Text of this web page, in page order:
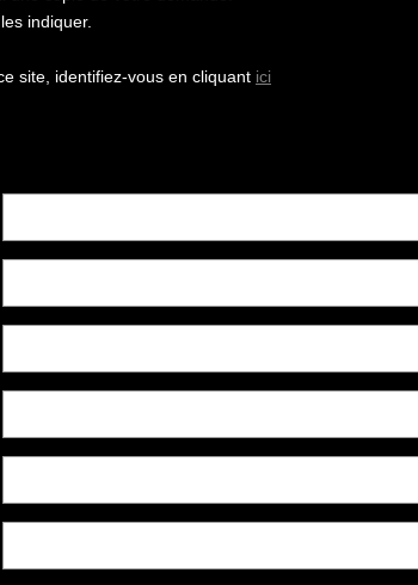
indiquer.
site, identifiez-vous en cliquant ici